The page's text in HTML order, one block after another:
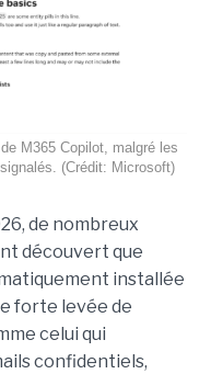
M365 Copilot, malgré les
(Crédit: Microsoft)
de nombreux
découvert que
installée
forte levée de
celui qui
confidentiels,